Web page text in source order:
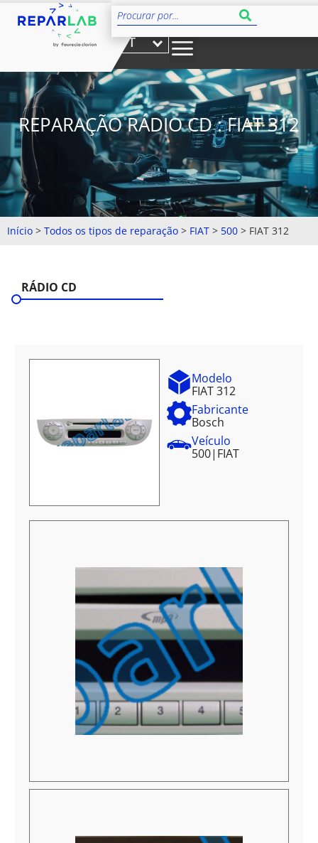
PT
REPARAÇÃO RÁDIO CD : FIAT 312
Início > Todos os tipos de reparação > FIAT > 500 > FIAT 312
RÁDIO CD
Modelo
FIAT 312
Fabricante
Bosch
Veículo
500| FIAT